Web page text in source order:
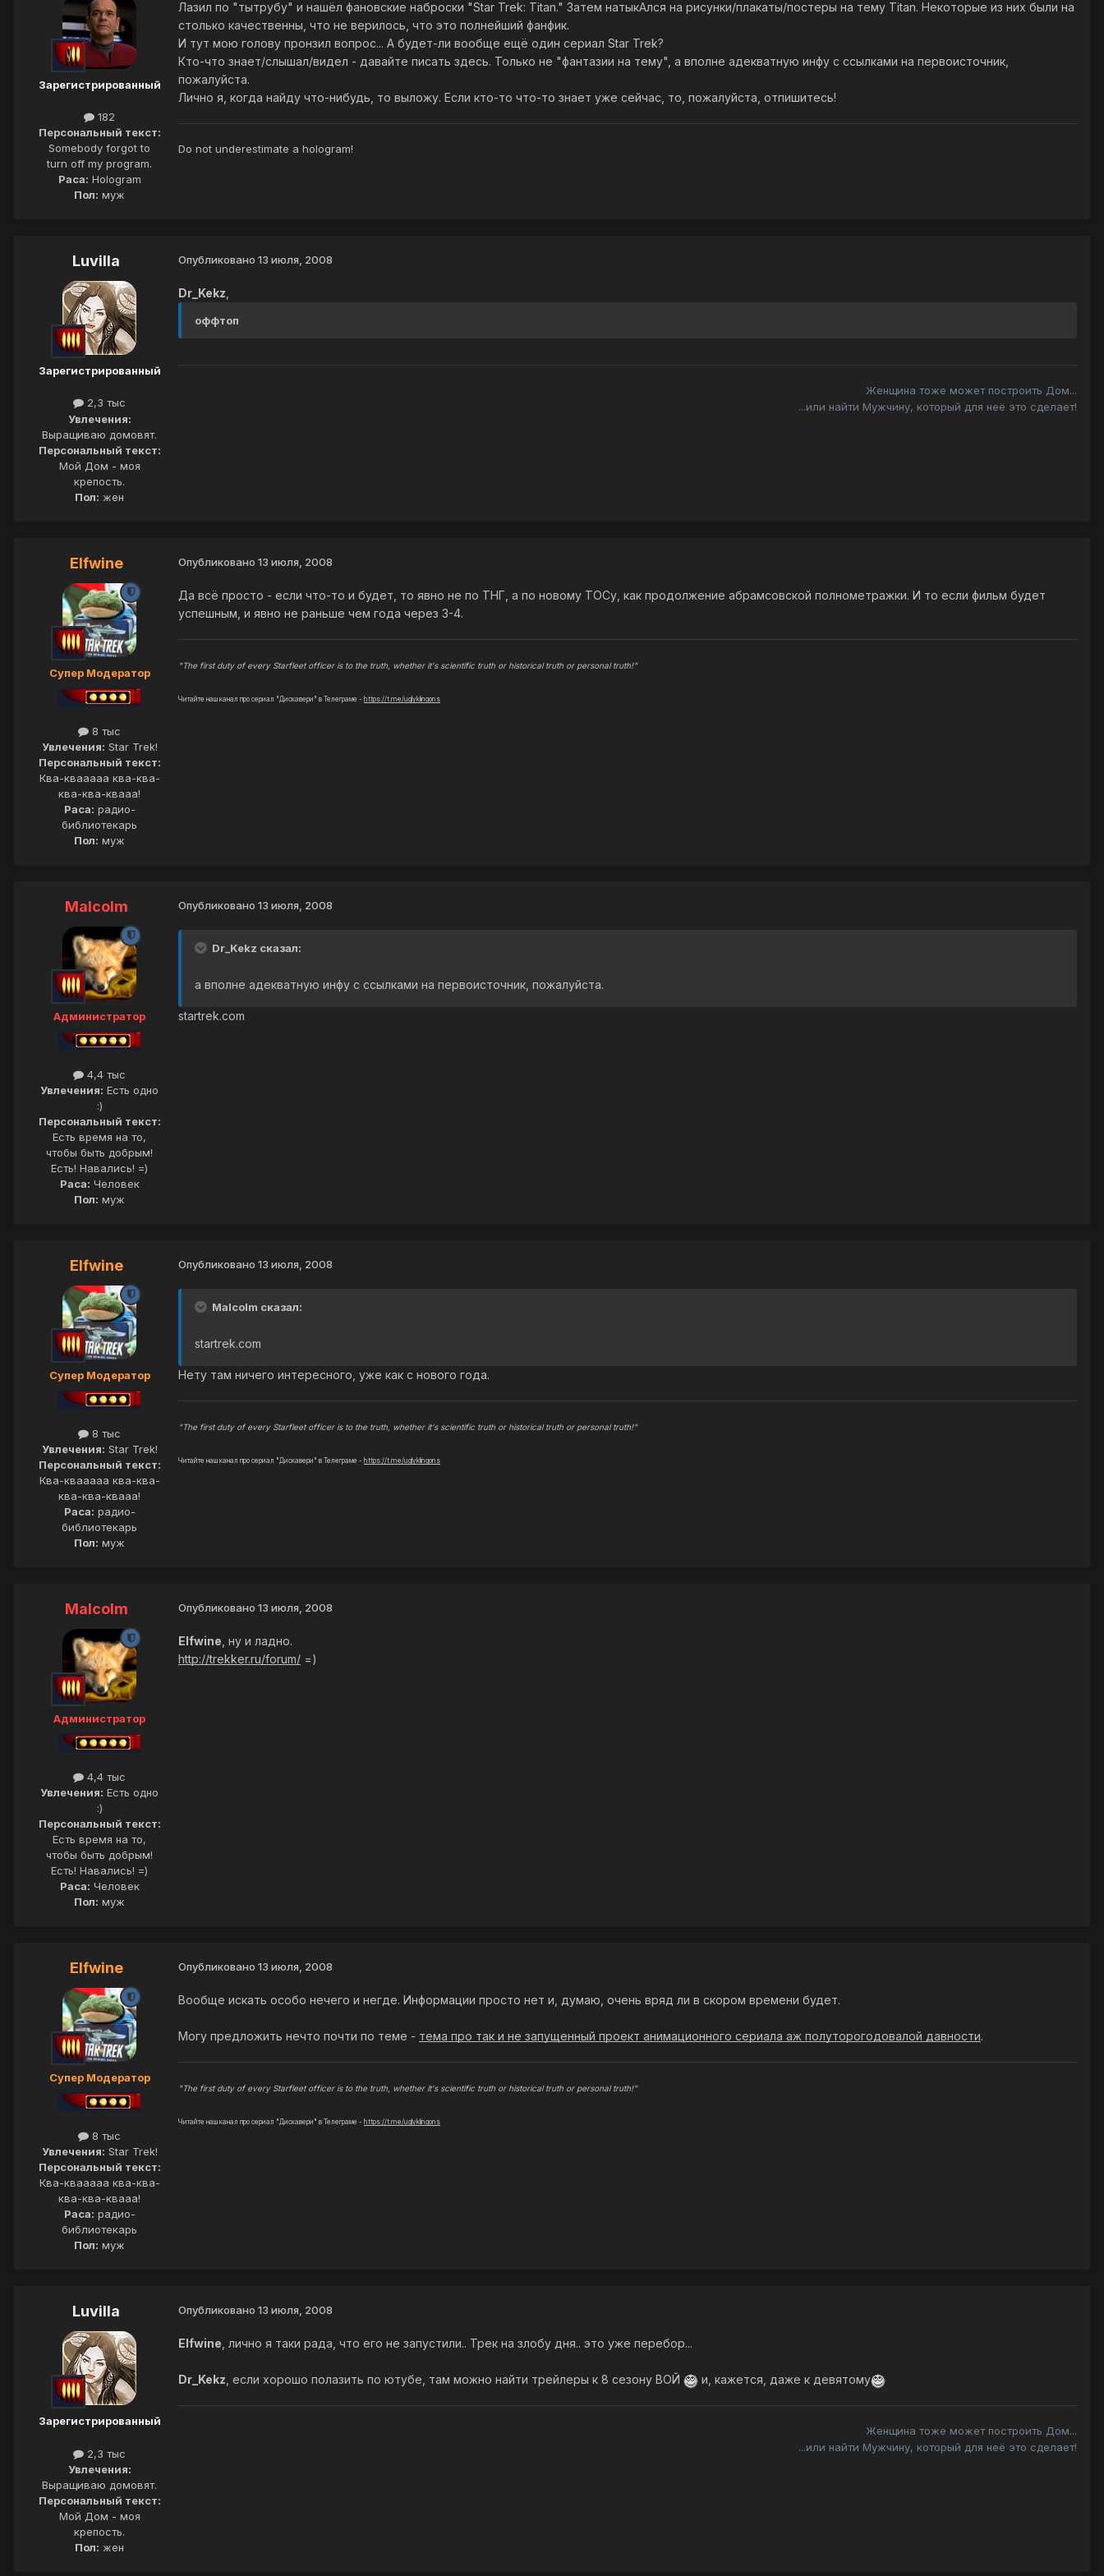
Зарегистрированный
182
Персональный текст:
Somebody forgot to
turn off my program.
Раса: Hologram
Пол: муж
Лазил по "тытрубу" и нашёл фановские наброски "Star Trek: Titan." Затем натыкАлся на рисунки/плакаты/постеры на тему Titan. Некоторые из них были на
столько качественны, что не верилось, что это полнейший фанфик.
И тут мою голову пронзил вопрос... А будет-ли вообще ещё один сериал Star Trek?
Кто-что знает/слышал/видел - давайте писать здесь. Только не "фантазии на тему", а вполне адекватную инфу с ссылками на первоисточник,
пожалуйста.
Лично я, когда найду что-нибудь, то выложу. Если кто-то что-то знает уже сейчас, то, пожалуйста, отпишитесь!
Do not underestimate a hologram!
Luvilla
Зарегистрированный
2,3 тыс
Увлечения:
Выращиваю домовят.
Персональный текст:
Мой Дом - моя
крепость.
Пол: жен
Опубликовано 13 июля, 2008
Dr_Kekz
оффтоп
Женщина тоже может построить Дом...
...или найти Мужчину, который для неё это сделает!
Elfwine
Супер Модератор
8 тыс
Увлечения: Star Trek!
Персональный текст:
Ква-квааааа ква-ква-
ква-ква-квааа!
Раса: радио-
библиотекарь
Пол: муж
Опубликовано 13 июля, 2008
Да всё просто - если что-то и будет, то явно не по ТНГ, а по новому ТОСу, как продолжение абрамсовской полнометражки. И то если фильм будет
успешным, и явно не раньше чем года через 3-4.
"The first duty of every Starfleet officer is to the truth, whether it's scientific truth or historical truth or personal truth!"
Читайте наш канал про сериал "Дискавери" в Телеграме - https://t.me/uglyklingons
Malcolm
Администратор
4,4 тыс
Увлечения: Есть одно
:)
Персональный текст:
Есть время на то,
чтобы быть добрым!
Есть! Навались! =)
Раса: Человек
Пол: муж
Опубликовано 13 июля, 2008
Dr_Kekz сказал:
а вполне адекватную инфу с ссылками на первоисточник, пожалуйста.
startrek.com
Elfwine
Супер Модератор
8 тыс
Увлечения: Star Trek!
Персональный текст:
Ква-квааааа ква-ква-
ква-ква-квааа!
Раса: радио-
библиотекарь
Пол: муж
Опубликовано 13 июля, 2008
Malcolm сказал:
startrek.com
Нету там ничего интересного, уже как с нового года.
"The first duty of every Starfleet officer is to the truth, whether it's scientific truth or historical truth or personal truth!"
Читайте наш канал про сериал "Дискавери" в Телеграме - https://t.me/uglyklingons
Malcolm
Администратор
4,4 тыс
Увлечения: Есть одно
:)
Персональный текст:
Есть время на то,
чтобы быть добрым!
Есть! Навались! =)
Раса: Человек
Пол: муж
Опубликовано 13 июля, 2008
Elfwine , ну и ладно.
http://trekker.ru/forum/ =)
Elfwine
Супер Модератор
8 тыс
Увлечения: Star Trek!
Персональный текст:
Ква-квааааа ква-ква-
ква-ква-квааа!
Раса: радио-
библиотекарь
Пол: муж
Опубликовано 13 июля, 2008
Вообще искать особо нечего и негде. Информации просто нет и, думаю, очень вряд ли в скором времени будет.
Могу предложить нечто почти по теме - тема про так и не запущенный проект анимационного сериала аж полуторогодовалой давности.
"The first duty of every Starfleet officer is to the truth, whether it's scientific truth or historical truth or personal truth!"
Читайте наш канал про сериал "Дискавери" в Телеграме - https://t.me/uglyklingons
Luvilla
Зарегистрированный
2,3 тыс
Увлечения:
Выращиваю домовят.
Персональный текст:
Мой Дом - моя
крепость.
Пол: жен
Опубликовано 13 июля, 2008
Elfwine, лично я таки рада, что его не запустили.. Трек на злобу дня.. это уже перебор...
Dr_Kekz, если хорошо полазить по ютубе, там можно найти трейлеры к 8 сезону ВОЙ и, кажется, даже к девятому
Женщина тоже может построить Дом...
...или найти Мужчину, который для неё это сделает!